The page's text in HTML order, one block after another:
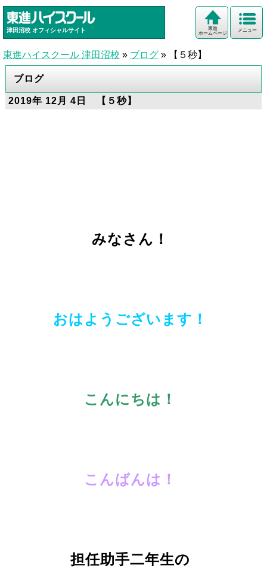
津田沼校 オフィシャルサイト メニュー
東進
ホームページ
東進ハイスクール 津田沼校 » ブログ » 【５秒】
ブログ
2019年 12月 4日 【５秒】
みなさん！
おはようございます！
こんにちは！
こんばんは！
担任助手二年生の